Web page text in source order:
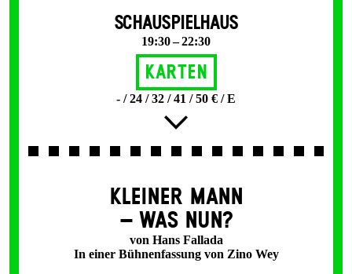
SCHAUSPIELHAUS
19:30 – 22:30
Karten
- / 24 / 32 / 41 / 50 € / E
KLEINER MANN
– WAS NUN?
von Hans Fallada
In einer Bühnenfassung von Zino Wey